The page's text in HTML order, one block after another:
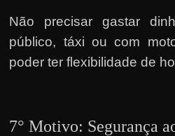
Não precisar gastar
público, táxi ou com
poder ter flexibilidade de
7° Motivo: Segurança